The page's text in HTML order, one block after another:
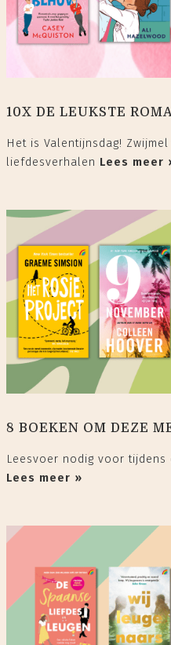
10X DE LEUKSTE
Het is Valentijnsdag!
liefdesverhalen Lees meer
8 BOEKEN OM DEZE
Leesvoer nodig voor tijdens
Lees meer »